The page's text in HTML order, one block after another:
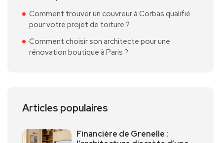
Comment trouver un couvreur à Corbas qualifié
pour votre projet de toiture ?
Comment choisir son architecte pour une
rénovation boutique à Paris ?
Articles populaires
Financière de Grenelle :